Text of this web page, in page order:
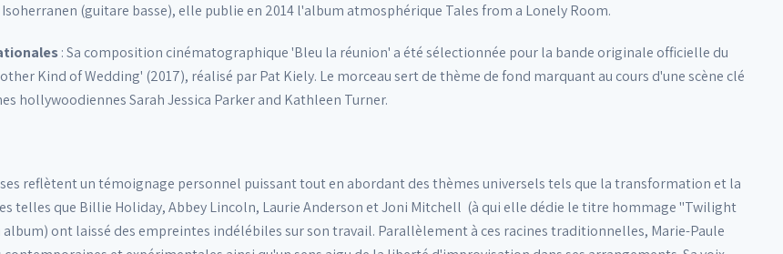
(guitare basse), elle publie en 2014 l'album atmosphérique Tales from a Lonely Room.
: Sa composition cinématographique 'Bleu la réunion' a été sélectionnée pour la bande originale officielle du
Kind of Wedding' (2017), réalisé par Pat Kiely. Le morceau sert de thème de fond marquant au cours d'une scène clé
hollywoodiennes Sarah Jessica Parker and Kathleen Turner.
reflètent un témoignage personnel puissant tout en abordant des thèmes universels tels que la transformation et la
telles que Billie Holiday, Abbey Lincoln, Laurie Anderson et Joni Mitchell (à qui elle dédie le titre hommage "Twilight
ont laissé des empreintes indélébiles sur son travail. Parallèlement à ces racines traditionnelles, Marie-Paule